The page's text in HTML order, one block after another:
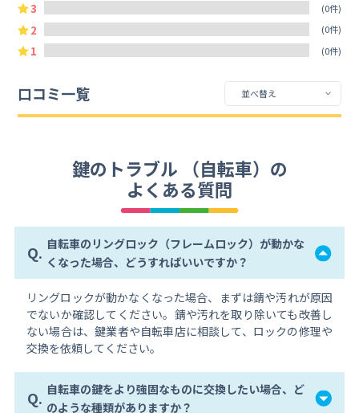
3 (0件)
2 (0件)
1 (0件)
口コミ一覧
鍵のトラブル （自転車）の
よくある質問
Q. 自転車のリングロック（フレームロック）が動かな
くなった場合、どうすればいいですか？
リングロックが動かなくなった場合、まずは錆や汚れが原因
でないか確認してください。錆や汚れを取り除いても改善し
ない場合は、鍵業者や自転車店に相談して、ロックの修理や
交換を依頼してください。
Q. 自転車の鍵をより強固なものに交換したい場合、ど
のような種類がありますか？